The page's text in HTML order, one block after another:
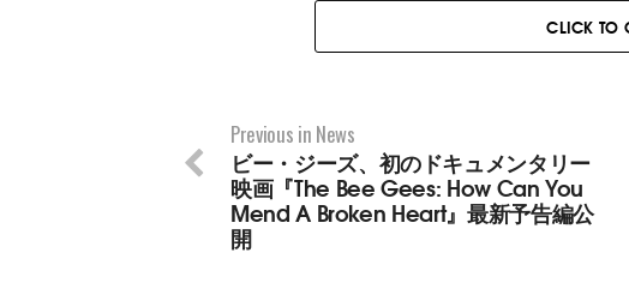
CLICK TO
Previous in News
ビー・ジーズ、初のドキュメンタリー
映画『The Bee Gees: How Can You
Mend A Broken Heart』最新予告編公
開